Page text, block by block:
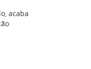
acaba